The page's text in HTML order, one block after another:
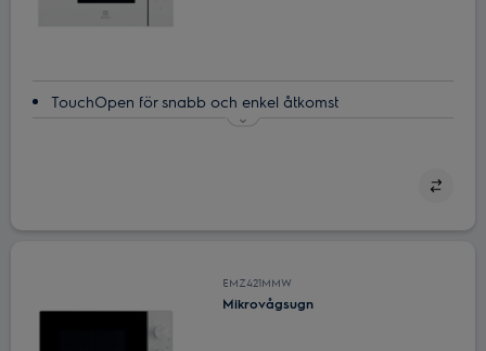
TouchOpen för snabb och enkel åtkomst
TouchOpen ger enkel åtkomst
EMZ421MMW
Mikrovågsugn